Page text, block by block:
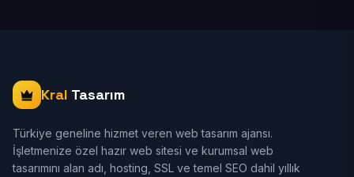
Kral Tasarım
Türkiye geneline hizmet veren web tasarım ajansı.
İşletmenize özel hazır web sitesi ve kurumsal web
tasarımını alan adı, hosting, SSL ve temel SEO dahil yıllık